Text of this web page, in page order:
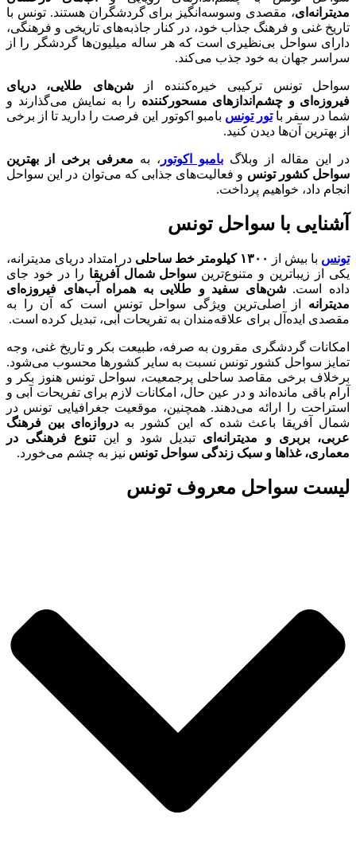
مدیترانه‌ای، مقصدی وسوسه‌انگیز برای گردشگران هستند. تونس با
تاریخ غنی و فرهنگ جذاب خود، در کنار جاذبه‌های تاریخی و فرهنگی،
دارای سواحل بی‌نظیری است که هر ساله میلیون‌ها گردشگر را از
سراسر جهان به خود جذب می‌کند.
سواحل تونس ترکیبی خیره‌کننده ازشن‌های طلایی، دریای
فیروزه‌ای و چشم‌اندازهای مسحورکننده را به نمایش می‌گذارند و
شما در سفر باتور تونس بامبو اکوتور این فرصت را دارید تا از برخی
از بهترین آن‌ها دیدن کنید.
در این مقاله از وبلاگ بامبو اکوتور ، به معرفی برخی از بهترین
سواحل کشور تونس و فعالیت‌های جذابی که می‌توان در این سواحل
انجام داد، خواهیم پرداخت.
آشنایی با سواحل تونس
تونس با بیش از ۱۳۰۰ کیلومتر خط ساحلی
در امتداد دریای مدیترانه،
یکی از زیباترین و متنوع‌ترین سواحل شمال آفریقا را در خود جای
داده است.شن‌های سفید و طلایی به همراه آب‌های فیروزه‌ای
مدیترانه از اصلی‌ترین ویژگی سواحل تونس است که آن را به
مقصدی ایده‌آل برای علاقه‌مندان به تفریحات آبی، تبدیل کرده است.
امکانات گردشگری مقرون به صرفه، طبیعت بکر و تاریخ غنی، وجه
تمایز سواحل کشور تونس نسبت به سایر کشورها محسوب می‌شود.
برخلاف برخی مقاصد ساحلی پرجمعیت، سواحل تونس هنوز بکر و
آرام باقی مانده‌اند و در عین حال، امکانات لازم برای تفریحات آبی و
استراحت را ارائه می‌دهند. همچنین، موقعیت جغرافیایی تونس در
شمال آفریقا باعث شده که این کشور بهدروازه‌ای بین فرهنگ
عربی، بربری و مدیترانه‌ای تبدیل شود و اینتنوع فرهنگی در
معماری، غذاها و سبک زندگی سواحل تونس نیز به چشم می‌خورد.
لیست سواحل معروف تونس